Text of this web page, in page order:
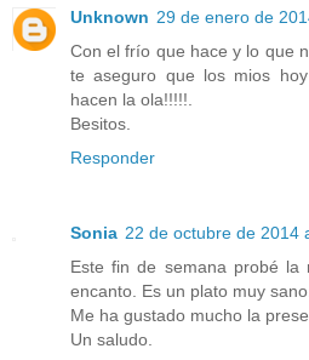
Unknown 29 de enero de
Con el frío que hace y lo que
te aseguro que los mios
hacen la ola!!!!!.
Besitos.
Responder
Sonia 22 de octubre de 2014
Este fin de semana probé
encanto. Es un plato muy sano.
Me ha gustado mucho la
Un saludo.